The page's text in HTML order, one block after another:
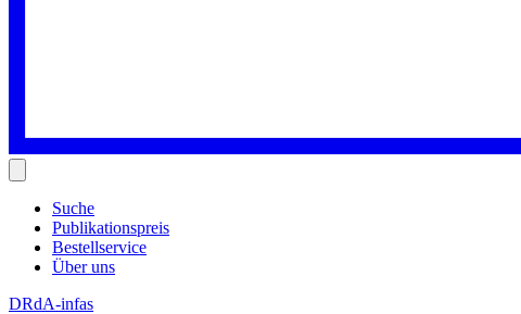
Suche
Publikationspreis
Bestellservice
Über uns
DRdA-infas